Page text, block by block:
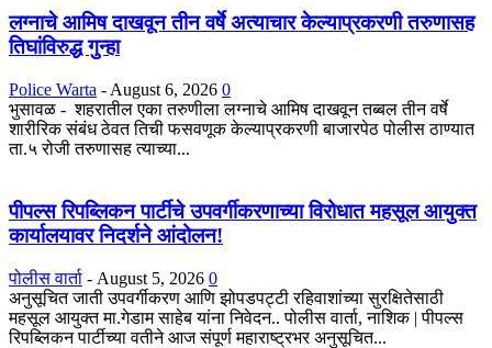
लग्नाचे आमिष दाखवून तीन वर्षे अत्याचार केल्याप्रकरणी तरुणासह
तिघांविरुद्ध गुन्हा
Police Warta - August 6, 2026 0
भुसावळ - शहरातील एका तरुणीला लग्नाचे आमिष दाखवून तब्बल तीन वर्षे
शारीरिक संबंध ठेवत तिची फसवणूक केल्याप्रकरणी बाजारपेठ पोलीस ठाण्यात
ता.५ रोजी तरुणासह त्याच्या...
पीपल्स रिपब्लिकन पार्टीचे उपवर्गीकरणाच्या विरोधात महसूल आयुक्त
कार्यालयावर निदर्शने आंदोलन!
पोलीस वार्ता - August 5, 2026 0
अनुसूचित जाती उपवर्गीकरण आणि झोपडपट्टी रहिवाशांच्या सुरक्षितेसाठी
महसूल आयुक्त मा.गेडाम साहेब यांना निवेदन.. पोलीस वार्ता, नाशिक | पीपल्स
रिपब्लिकन पार्टीच्या वतीने आज संपूर्ण महाराष्ट्रभर अनुसूचित...